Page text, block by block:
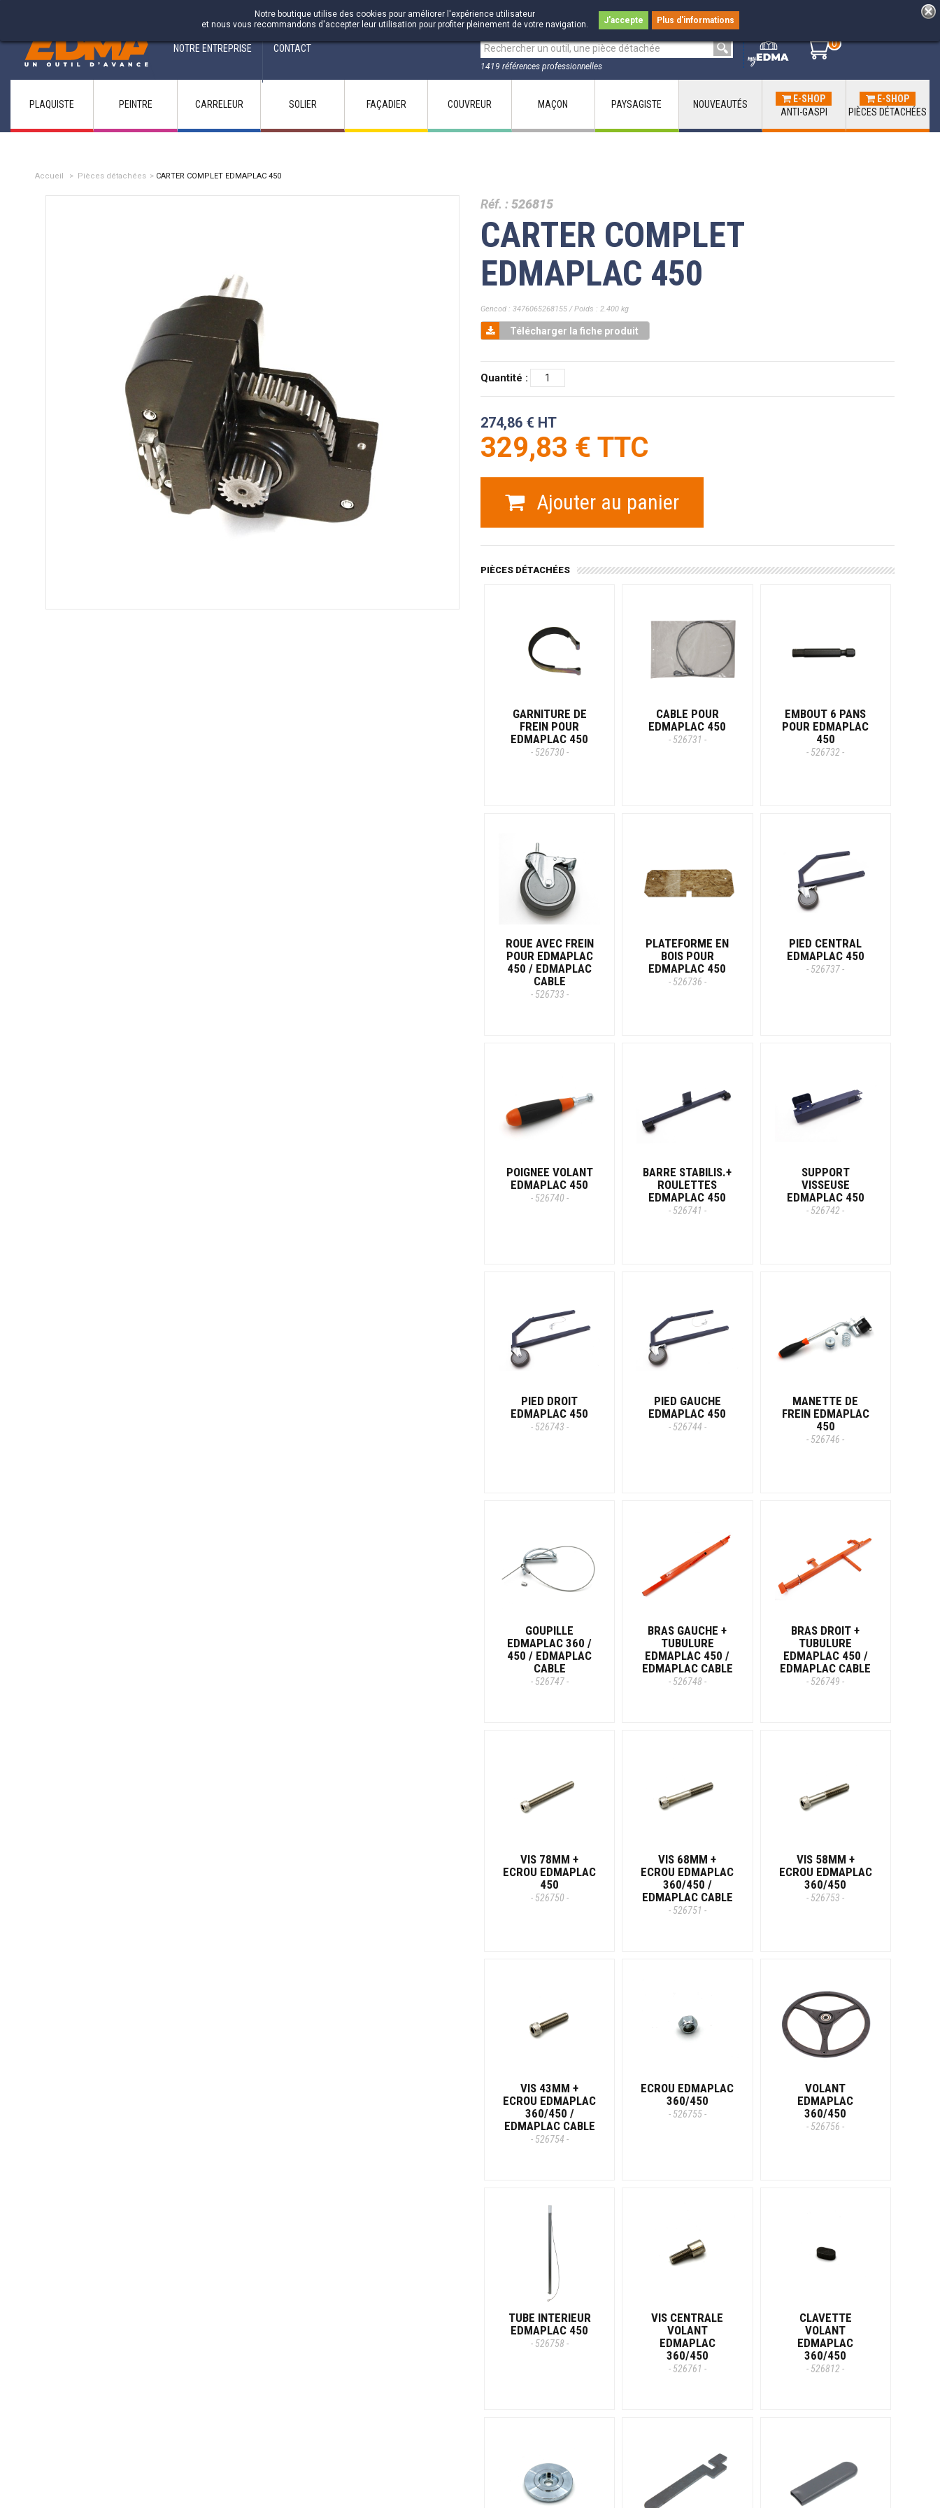
NOTRE ENTREPRISE CONTACT
1419 références professionnelles
0
0
Notre boutique utilise des cookies pour améliorer l'expérience utilisateur
et nous vous recommandons d'accepter leur utilisation pour profiter pleinement de votre navigation.
J'accepte Plus d'informations
PLAQUISTE PEINTRE CARRELEUR SOLIER FAÇADIER COUVREUR MAÇON PAYSAGISTE NOUVEAUTÉS
E-SHOP
ANTI-GASPI
E-SHOP
PIÈCES DÉTACHÉES
Accueil > Pièces détachées > CARTER COMPLET EDMAPLAC 450
Réf. :526815
CARTER COMPLET
EDMAPLAC 450
Gencod : 3476065268155 / Poids : 2.400 kg
Télécharger la fiche produit
Quantité :
274,86 € HT
329,83 € TTC
Ajouter au panier
PIÈCES DÉTACHÉES
GARNITURE DE
FREIN POUR
EDMAPLAC 450
- 526730 -
CABLE POUR
EDMAPLAC 450
- 526731 -
EMBOUT 6 PANS
POUR EDMAPLAC
450
- 526732 -
ROUE AVEC FREIN
POUR EDMAPLAC
450 / EDMAPLAC
CABLE
- 526733 -
PLATEFORME EN
BOIS POUR
EDMAPLAC 450
- 526736 -
PIED CENTRAL
EDMAPLAC 450
- 526737 -
POIGNEE VOLANT
EDMAPLAC 450
- 526740 -
BARRE STABILIS.+
ROULETTES
EDMAPLAC 450
- 526741 -
SUPPORT
VISSEUSE
EDMAPLAC 450
- 526742 -
PIED DROIT
EDMAPLAC 450
- 526743 -
PIED GAUCHE
EDMAPLAC 450
- 526744 -
MANETTE DE
FREIN EDMAPLAC
450
- 526746 -
GOUPILLE
EDMAPLAC 360 /
450 / EDMAPLAC
CABLE
- 526747 -
BRAS GAUCHE +
TUBULURE
EDMAPLAC 450 /
EDMAPLAC CABLE
- 526748 -
BRAS DROIT +
TUBULURE
EDMAPLAC 450 /
EDMAPLAC CABLE
- 526749 -
VIS 78MM +
ECROU EDMAPLAC
450
- 526750 -
VIS 68MM +
ECROU EDMAPLAC
360/450 /
EDMAPLAC CABLE
- 526751 -
VIS 58MM +
ECROU EDMAPLAC
360/450
- 526753 -
VIS 43MM +
ECROU EDMAPLAC
360/450 /
EDMAPLAC CABLE
- 526754 -
ECROU EDMAPLAC
360/450
- 526755 -
VOLANT
EDMAPLAC
360/450
- 526756 -
TUBE INTERIEUR
EDMAPLAC 450
- 526758 -
VIS CENTRALE
VOLANT
EDMAPLAC
360/450
- 526761 -
CLAVETTE
VOLANT
EDMAPLAC
360/450
- 526812 -